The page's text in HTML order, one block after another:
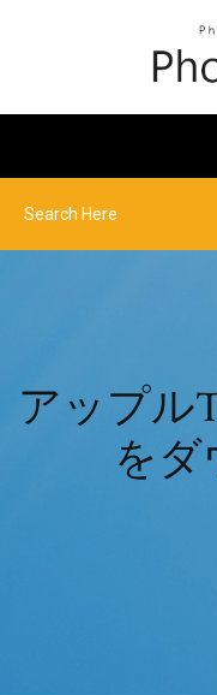
アップル
をダ